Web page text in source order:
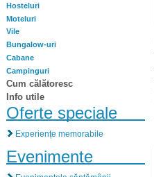
Hosteluri
Moteluri
Vile
Bungalow-uri
Cabane
Campinguri
Cum călătoresc
Info utile
Oferte speciale
Experiențe memorabile
Evenimente